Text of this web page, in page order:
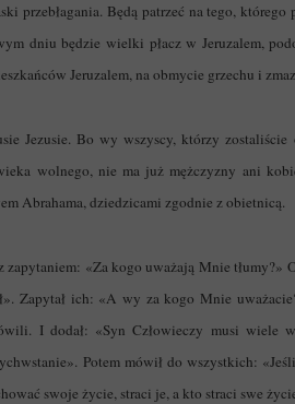
przebłagania. Będą patrzeć na tego,
dniu będzie wielki płacz w Jeruzalem,
Jeruzalem, na obmycie grzechu i
Jezusie. Bo wy wszyscy, którzy
wolnego, nie ma już mężczyzny ani
Abrahama, dziedzicami zgodnie z obietnicą.
«Za kogo uważają Mnie
Zapytał ich: «A wy za kogo Mnie
I dodał: «Syn Człowieczy musi wiele
Potem mówił do wszystkich:
swoje życie, straci je, a kto straci swe